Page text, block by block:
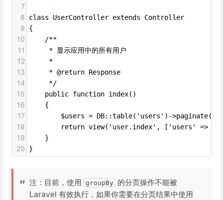
7
8
class UserController extends Controller
9 {
10
    /**
11
     * 显示应用中的所有用户
12
     *
13
     * @return Response
14
     */
15
    public function index()
16
    {
17
$users = DB::table('users')-
18
return view('user.index', ['users' =>
19
    }
20 }
注：目前，使用 groupBy
的分页操作不能被
Laravel 有效执行，如果你需要在分页结果中使用